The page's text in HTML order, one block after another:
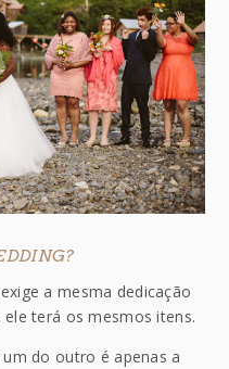
a mesma dedicação
terá os mesmos itens.
do outro é apenas a